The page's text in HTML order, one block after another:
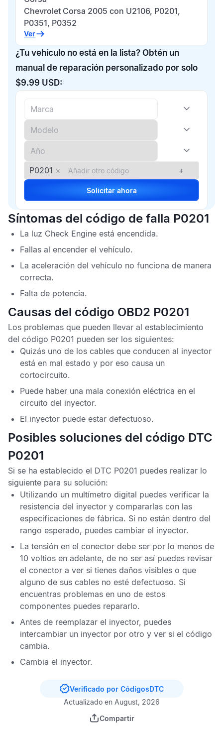
Chevrolet Corsa 2005 con U2106, P0201,
P0351, P0352
Ver
¿Tu vehículo no está en la lista? Obtén un
manual de reparación personalizado por solo
$9.99 USD:
P0201 × +
Solicitar ahora
Síntomas del código de falla P0201
La luz Check Engine está encendida.
Fallas al encender el vehículo.
La aceleración del vehículo no funciona de manera
correcta.
Falta de potencia.
Causas del código OBD2 P0201
Los problemas que pueden llevar al establecimiento
del código P0201 pueden ser los siguientes:
Quizás uno de los cables que conducen al inyector
está en mal estado y por eso causa un
cortocircuito.
Puede haber una mala conexión eléctrica en el
circuito del inyector.
El inyector puede estar defectuoso.
Posibles soluciones del código DTC
P0201
Si se ha establecido el DTC P0201 puedes realizar lo
siguiente para su solución:
Utilizando un multímetro digital puedes verificar la
resistencia del inyector y compararlas con las
especificaciones de fábrica. Si no están dentro del
rango esperado, puedes cambiar el inyector.
La tensión en el conector debe ser por lo menos de
10 voltios en adelante, de no ser así puedes revisar
el conector a ver si tienes daños visibles o que
alguno de sus cables no esté defectuoso. Si
encuentras problemas en uno de estos
componentes puedes repararlo.
Antes de reemplazar el inyector, puedes
intercambiar un inyector por otro y ver si el código
cambia.
Cambia el inyector.
Verificado por CódigosDTC
Actualizado en August, 2026
Compartir